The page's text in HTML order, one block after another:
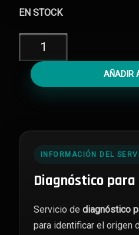
EN STOCK
Diagnóstico
iPhone
cantidad
AÑADIR
INFORMACIÓN DEL
Diagnóstico para
Servicio de diagnóstico
para identificar el origen